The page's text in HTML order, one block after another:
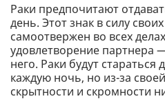
Раки предпочитают
день. Этот знак в силу
самоотвержен во всех
удовлетворение партнера
него. Раки будут
каждую ночь, но из-за
скрытности и скромности